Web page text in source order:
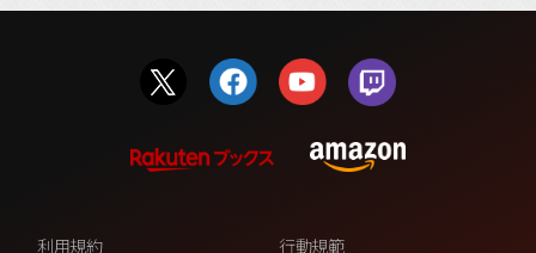
利用規約
行動規範